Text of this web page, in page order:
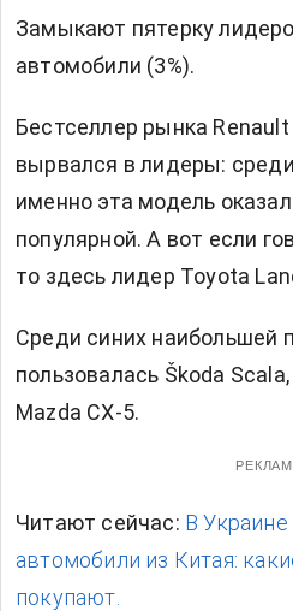
Замыкают пятерку
автомобили (3%).
Бестселлер рынка
вырвался в лидеры:
именно эта модель
популярной. А вот если
то здесь лидер Toyota
Среди синих наибольшей
пользовалась Škoda
Mazda CX-5.
Читают сейчас: В
автомобили из Китая:
покупают.